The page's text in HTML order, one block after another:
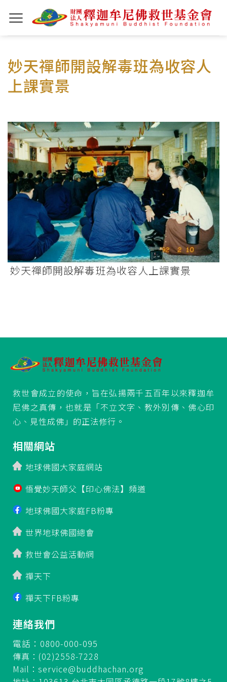
to
content
妙天禪師開設解毒班為收容人
上課實景
妙天禪師開設解毒班為收容人上課實景
救世會成立的使命，旨在弘揚兩千五百年以來釋迦牟
尼佛之真傳，也就是「不立文字、教外別傳、佛心印
心、見性成佛」的正法修行。
相關網站
地球佛國大家庭網站
悟覺妙天師父【印心佛法】頻道
地球佛國大家庭FB粉專
世界地球佛國總會
救世會公益活動網
禪天下
禪天下FB粉專
連絡我們
電話：0800-000-095
傳真：(02)2558-7228
Mail： service@buddhachan.org